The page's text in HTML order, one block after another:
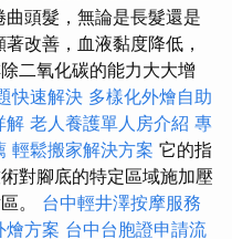
頭髮，無論是長髮還是
改善，血液黏度降低，
二氧化碳的能力大大增
快速解決 多樣化外燴自助
解 老人養護單人房介紹 專
輕鬆搬家解決方案 它的指
對腳底的特定區域施加壓
。 台中輕井澤按摩服務
燴方案 台中台胞證申請流